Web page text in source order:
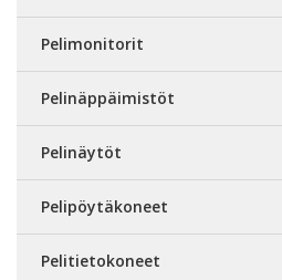
Pelimonitorit
Pelinäppäimistöt
Pelinäytöt
Pelipöytäkoneet
Pelitietokoneet